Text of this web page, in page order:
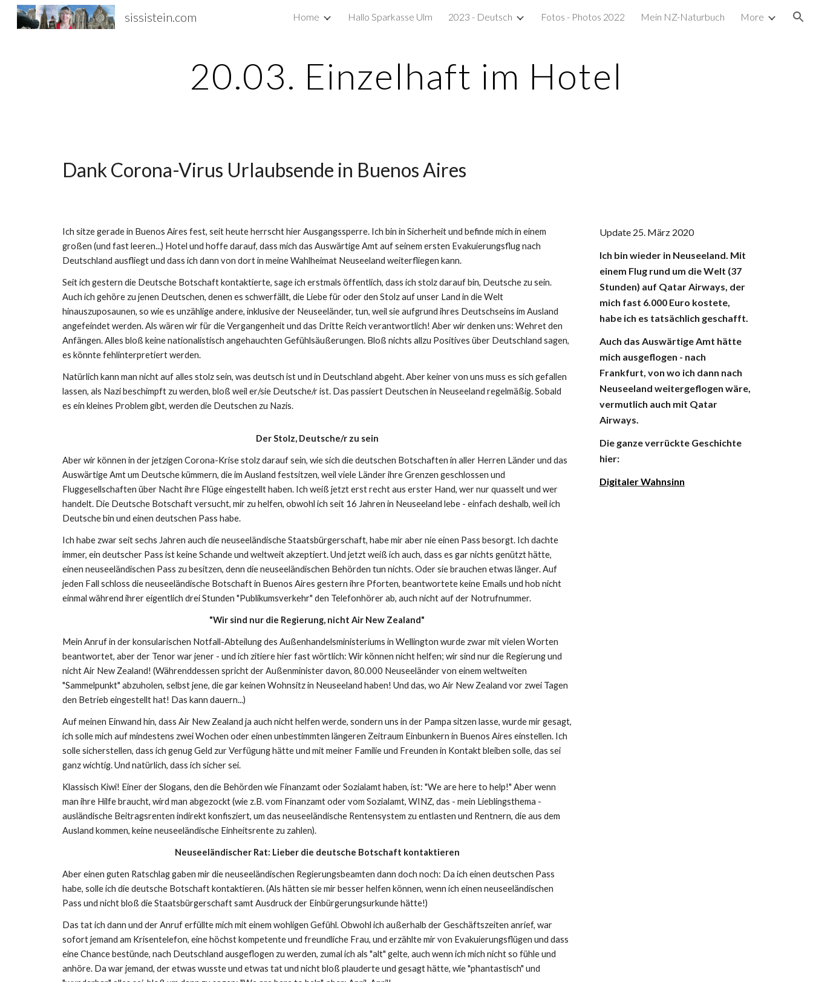
Skip to main content Skip to navigation
sissistein.com Home Hallo Sparkasse Ulm 2023 - Deutsch Fotos - Photos 2022 Mein NZ-Naturbuch More
20.03. Einzelhaft im Hotel
Dank Corona-Virus Urlaubsende in Buenos Aires
Ich sitze gerade in Buenos Aires fest, seit heute herrscht hier Ausgangssperre. Ich bin in Sicherheit und befinde mich in einem
großen (und fast leeren...) Hotel und hoffe darauf, dass mich das Auswärtige Amt auf seinem ersten Evakuierungsflug nach
Deutschland ausfliegt und dass ich dann von dort in meine Wahlheimat Neuseeland weiterfliegen kann.
Seit ich gestern die Deutsche Botschaft kontaktierte, sage ich erstmals öffentlich, dass ich stolz darauf bin, Deutsche zu sein.
Auch ich gehöre zu jenen Deutschen, denen es schwerfällt, die Liebe für oder den Stolz auf unser Land in die Welt
hinauszuposaunen, so wie es unzählige andere, inklusive der Neuseeländer, tun, weil sie aufgrund ihres Deutschseins im Ausland
angefeindet werden. Als wären wir für die Vergangenheit und das Dritte Reich verantwortlich! Aber wir denken uns: Wehret den
Anfängen. Alles bloß keine nationalistisch angehauchten Gefühlsäußerungen. Bloß nichts allzu Positives über Deutschland sagen,
es könnte fehlinterpretiert werden.
Natürlich kann man nicht auf alles stolz sein, was deutsch ist und in Deutschland abgeht. Aber keiner von uns muss es sich gefallen
lassen, als Nazi beschimpft zu werden, bloß weil er/sie Deutsche/r ist. Das passiert Deutschen in Neuseeland regelmäßig. Sobald
es ein kleines Problem gibt, werden die Deutschen zu Nazis.
Der Stolz, Deutsche/r zu sein
Aber wir können in der jetzigen Corona-Krise stolz darauf sein, wie sich die deutschen Botschaften in aller Herren Länder und das
Auswärtige Amt um Deutsche kümmern, die im Ausland festsitzen, weil viele Länder ihre Grenzen geschlossen und
Fluggesellschaften über Nacht ihre Flüge eingestellt haben. Ich weiß jetzt erst recht aus erster Hand, wer nur quasselt und wer
handelt. Die Deutsche Botschaft versucht, mir zu helfen, obwohl ich seit 16 Jahren in Neuseeland lebe - einfach deshalb, weil ich
Deutsche bin und einen deutschen Pass habe.
Ich habe zwar seit sechs Jahren auch die neuseeländische Staatsbürgerschaft, habe mir aber nie einen Pass besorgt. Ich dachte
immer, ein deutscher Pass ist keine Schande und weltweit akzeptiert. Und jetzt weiß ich auch, dass es gar nichts genützt hätte,
einen neuseeländischen Pass zu besitzen, denn die neuseeländischen Behörden tun nichts. Oder sie brauchen etwas länger. Auf
jeden Fall schloss die neuseeländische Botschaft in Buenos Aires gestern ihre Pforten, beantwortete keine Emails und hob nicht
einmal während ihrer eigentlich drei Stunden "Publikumsverkehr" den Telefonhörer ab, auch nicht auf der Notrufnummer.
"Wir sind nur die Regierung, nicht Air New Zealand"
Mein Anruf in der konsularischen Notfall-Abteilung des Außenhandelsministeriums in Wellington wurde zwar mit vielen Worten
beantwortet, aber der Tenor war jener - und ich zitiere hier fast wörtlich: Wir können nicht helfen; wir sind nur die Regierung und
nicht Air New Zealand! (Währenddessen spricht der Außenminister davon, 80.000 Neuseeländer von einem weltweiten
"Sammelpunkt" abzuholen, selbst jene, die gar keinen Wohnsitz in Neuseeland haben! Und das, wo Air New Zealand vor zwei Tagen
den Betrieb eingestellt hat! Das kann dauern...)
Auf meinen Einwand hin, dass Air New Zealand ja auch nicht helfen werde, sondern uns in der Pampa sitzen lasse, wurde mir gesagt,
ich solle mich auf mindestens zwei Wochen oder einen unbestimmten längeren Zeitraum Einbunkern in Buenos Aires einstellen. Ich
solle sicherstellen, dass ich genug Geld zur Verfügung hätte und mit meiner Familie und Freunden in Kontakt bleiben solle, das sei
ganz wichtig. Und natürlich, dass ich sicher sei.
Klassisch Kiwi! Einer der Slogans, den die Behörden wie Finanzamt oder Sozialamt haben, ist: "We are here to help!" Aber wenn
man ihre Hilfe braucht, wird man abgezockt (wie z.B. vom Finanzamt oder vom Sozialamt, WINZ, das - mein Lieblingsthema -
ausländische Beitragsrenten indirekt konfisziert, um das neuseeländische Rentensystem zu entlasten und Rentnern, die aus dem
Ausland kommen, keine neuseeländische Einheitsrente zu zahlen).
Neuseeländischer Rat: Lieber die deutsche Botschaft kontaktieren
Aber einen guten Ratschlag gaben mir die neuseeländischen Regierungsbeamten dann doch noch: Da ich einen deutschen Pass
habe, solle ich die deutsche Botschaft kontaktieren. (Als hätten sie mir besser helfen können, wenn ich einen neuseeländischen
Pass und nicht bloß die Staatsbürgerschaft samt Ausdruck der Einbürgerungsurkunde hätte!)
Das tat ich dann und der Anruf erfüllte mich mit einem wohligen Gefühl. Obwohl ich außerhalb der Geschäftszeiten anrief, war
sofort jemand am Krisentelefon, eine höchst kompetente und freundliche Frau, und erzählte mir von Evakuierungsflügen und dass
eine Chance bestünde, nach Deutschland ausgeflogen zu werden, zumal ich als "alt" gelte, auch wenn ich mich nicht so fühle und
anhöre. Da war jemand, der etwas wusste und etwas tat und nicht bloß plauderte und gesagt hätte, wie "phantastisch" und
Update 25. März 2020
Ich bin wieder in Neuseeland. Mit
einem Flug rund um die Welt (37
Stunden) auf Qatar Airways, der
mich fast 6.000 Euro kostete,
habe ich es tatsächlich geschafft.
Auch das Auswärtige Amt hätte
mich ausgeflogen - nach
Frankfurt, von wo ich dann nach
Neuseeland weitergeflogen wäre,
vermutlich auch mit Qatar
Airways.
Die ganze verrückte Geschichte
hier:
Digitaler Wahnsinn